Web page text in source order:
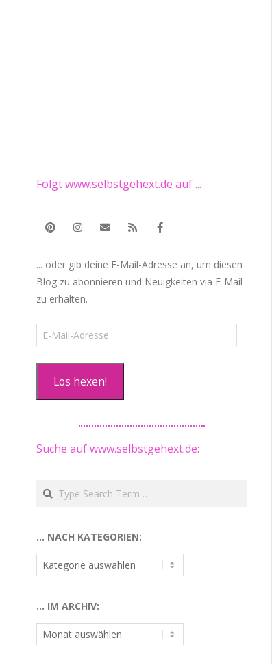
Folgt www.selbstgehext.de auf ...
... oder gib deine E-Mail-Adresse an, um diesen
Blog zu abonnieren und Neuigkeiten via E-Mail
zu erhalten.
E-
Mail-
Los hexen!
Suche auf www.selbstgehext.de:
Search
… NACH KATEGORIEN:
…
nach
… IM ARCHIV:
…
im